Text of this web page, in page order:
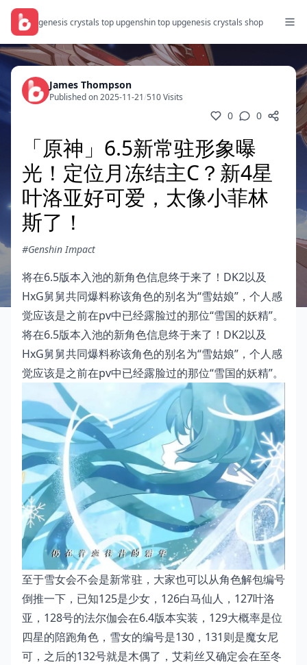
genesis crystals top upgenshin top upgenesis crystals shop
James Thompson
Published on 2025-11-21/510 Visits
0 0
「原神」6.5新常驻形象曝
光！定位月冻结主C？新4星
叶洛亚好可爱，太像小菲林
斯了！
#Genshin Impact
将在6.5版本入池的新角色信息终于来了！DK2以及
HxG舅舅共同爆料称该角色的别名为“雪姑娘”，个人感
觉应该是之前在pv中已经露脸过的那位“雪国的妖精”。
将在6.5版本入池的新角色信息终于来了！DK2以及
HxG舅舅共同爆料称该角色的别名为“雪姑娘”，个人感
觉应该是之前在pv中已经露脸过的那位“雪国的妖精”。
至于雪女会不会是新常驻，大家也可以从角色解包编号
倒推一下，已知125是少女，126白马仙人，127叶洛
亚，128号的法尔伽会在6.4版本实装，129大概率是位
四星的陪跑角色，雪女的编号是130，131则是魔女尼
可，之后的132号就是木偶了，艾莉丝又确定会在至冬